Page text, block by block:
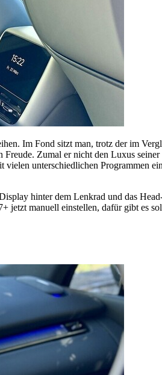
Im Fond sitzt man, trotz der im
Zumal er nicht den Luxus seiner
unterschiedlichen Programmen
hinter dem Lenkrad und das
jetzt manuell einstellen, dafür gibt es